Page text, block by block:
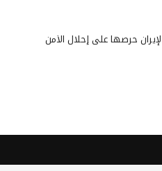
حرصها على إحلال الأمن